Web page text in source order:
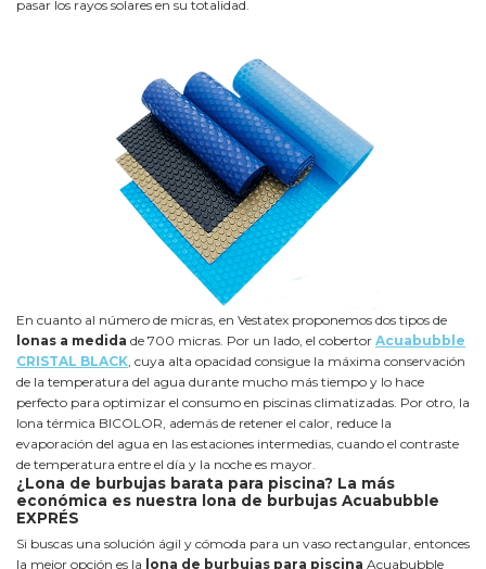
pasar los rayos solares en su totalidad.
En cuanto al número de micras, en Vestatex proponemos dos tipos de
lonas a medida de 700 micras. Por un lado, el cobertor Acuabubble
CRISTAL BLACK , cuya alta opacidad consigue la máxima conservación
de la temperatura del agua durante mucho más tiempo y lo hace
perfecto para optimizar el consumo en piscinas climatizadas. Por otro, la
lona térmica BICOLOR, además de retener el calor, reduce la
evaporación del agua en las estaciones intermedias, cuando el contraste
de temperatura entre el día y la noche es mayor.
¿Lona de burbujas barata para piscina? La más
económica es nuestra lona de burbujas Acuabubble
EXPRÉS
Si buscas una solución ágil y cómoda para un vaso rectangular, entonces
la mejor opción es la lona de burbujas para piscina Acuabubble